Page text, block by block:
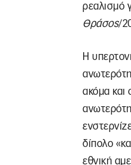
ρεαλισμό
Θράσος/
Η
ακόμα και
δίπολο
εθνική